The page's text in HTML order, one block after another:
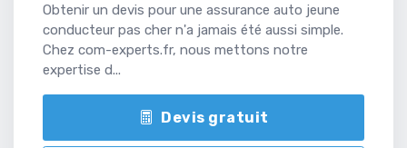
Obtenir un devis pour une assurance auto jeune
conducteur pas cher n'a jamais été aussi simple.
Chez com-experts.fr, nous mettons notre
expertise d...
Devis gratuit